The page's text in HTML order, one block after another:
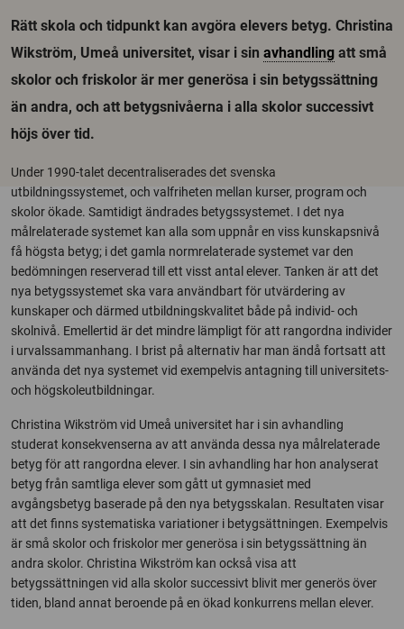
Rätt skola och tidpunkt kan avgöra elevers betyg. Christina
Wikström, Umeå universitet, visar i sin avhandling att små
skolor och friskolor är mer generösa i sin betygssättning
än andra, och att betygsnivåerna i alla skolor successivt
höjs över tid.
Under 1990-talet decentraliserades det svenska
utbildningssystemet, och valfriheten mellan kurser, program och
skolor ökade. Samtidigt ändrades betygssystemet. I det nya
målrelaterade systemet kan alla som uppnår en viss kunskapsnivå
få högsta betyg; i det gamla normrelaterade systemet var den
bedömningen reserverad till ett visst antal elever. Tanken är att det
nya betygssystemet ska vara användbart för utvärdering av
kunskaper och därmed utbildningskvalitet både på individ- och
skolnivå. Emellertid är det mindre lämpligt för att rangordna individer
i urvalssammanhang. I brist på alternativ har man ändå fortsatt att
använda det nya systemet vid exempelvis antagning till universitets-
och högskoleutbildningar.
Christina Wikström vid Umeå universitet har i sin avhandling
studerat konsekvenserna av att använda dessa nya målrelaterade
betyg för att rangordna elever. I sin avhandling har hon analyserat
betyg från samtliga elever som gått ut gymnasiet med
avgångsbetyg baserade på den nya betygsskalan. Resultaten visar
att det finns systematiska variationer i betygsättningen. Exempelvis
är små skolor och friskolor mer generösa i sin betygssättning än
andra skolor. Christina Wikström kan också visa att
betygssättningen vid alla skolor successivt blivit mer generös över
tiden, bland annat beroende på en ökad konkurrens mellan elever.